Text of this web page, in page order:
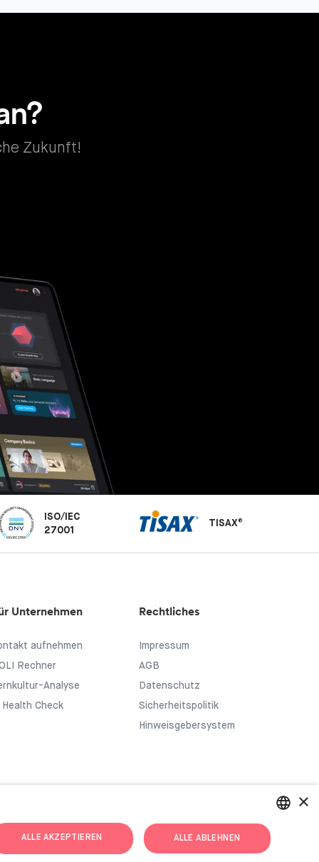
Zukunft!
ISO/IEC
27001
TISAX®
Unternehmen
aufnehmen
Rechner
Analyse
Health Check
Rechtliches
Impressum
AGB
Datenschutz
Sicherheitspolitik
Hinweisgebersystem
ENGLISH
×
ALLE AKZEPTIEREN ALLE ABLEHNEN